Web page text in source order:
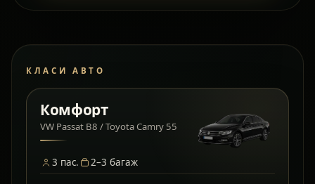
КЛАСИ АВТО
Комфорт
VW Passat B8 / Toyota Camry 55
3 пас. 2–3 багаж